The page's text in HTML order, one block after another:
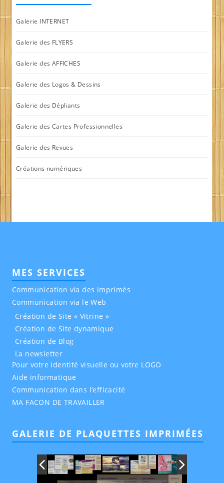
Galerie INTERNET
Galerie des FLYERS
Galerie des AFFICHES
Galerie des Logos & Dessins
Galerie des Dépliants
Galerie des Cartes Professionnelles
Galerie des Revues
Créations numériques
MES SERVICES
Communication via des imprimés
Communication via le Web
Création de Site « Vitrine »
Création de Site dynamique
Création de Blog
La newsletter
Pour votre identité visuelle ou votre LOGO
Aide informatique
Communication dans l’efficacité
MA FACON DE TRAVAILLER
GALERIE DE PLAQUETTES IMPRIMÉES